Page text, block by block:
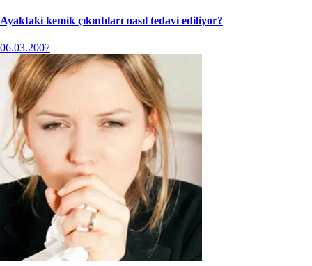
Ayaktaki kemik çıkıntıları nasıl tedavi ediliyor?
06.03.2007